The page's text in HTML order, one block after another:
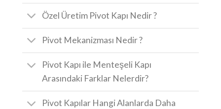
Özel Üretim Pivot Kapı Nedir ?
Pivot Mekanizması Nedir ?
Pivot Kapı ile Menteşeli Kapı
Arasındaki Farklar Nelerdir?
Pivot Kapılar Hangi Alanlarda Daha